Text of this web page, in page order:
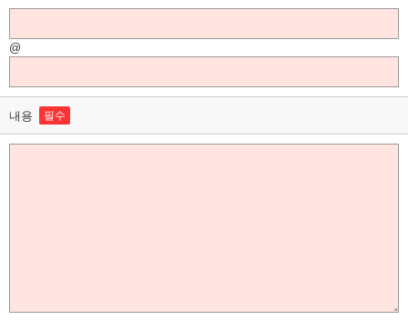
@
내용 필수